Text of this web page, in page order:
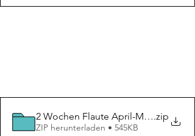
2 Wochen Flaute April-Mai_A2
.zip
ZIP herunterladen • 545KB